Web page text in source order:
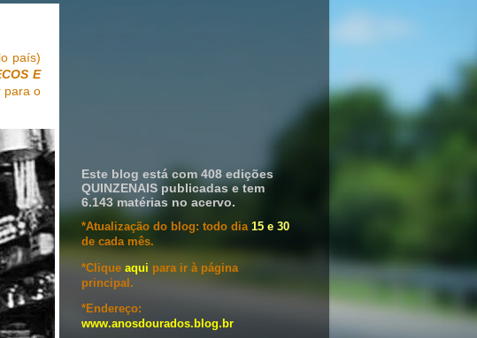
país)
E
para o
Este blog está com 408 edições
QUINZENAIS publicadas e tem
6.143 matérias no acervo.
*Atualização do blog: todo dia 15 e 30
de cada mês.
*Clique aqui para ir à página
principal.
*Endereço:
www.anosdourados.blog.br